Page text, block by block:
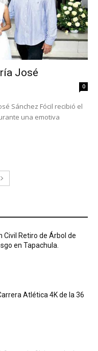
José
0
Sánchez Fócil recibió el
una emotiva
Civil Retiro de Árbol de
en Tapachula.
Atlética 4K de la 36